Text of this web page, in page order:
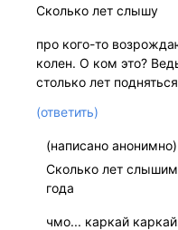
Сколько лет слышу
про кого-то
колен. О ком это?
столько лет
(ответить)
(написано анонимно)
Сколько лет
года
чмо... каркай